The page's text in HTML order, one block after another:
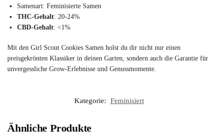
Samenart: Feminisierte Samen
THC-Gehalt: 20-24%
CBD-Gehalt: <1%
Mit den Girl Scout Cookies Samen holst du dir nicht nur einen
preisgekrönten Klassiker in deinen Garten, sondern auch die Garantie für
unvergessliche Grow-Erlebnisse und Genussmomente.
Kategorie: Feminisiert
Ähnliche Produkte